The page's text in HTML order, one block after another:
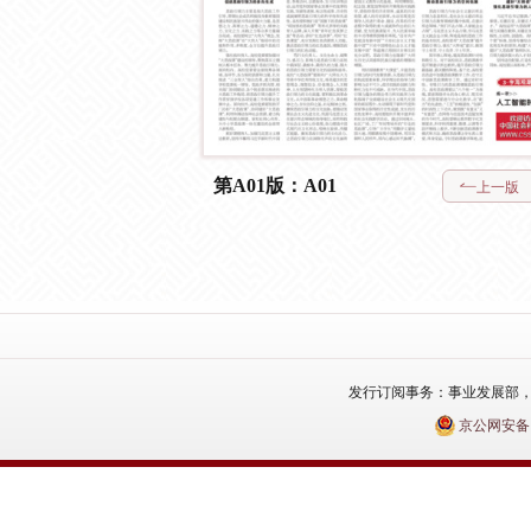
第A01版：A01 上一版
发行订阅事务：事业发展部
京公网安备